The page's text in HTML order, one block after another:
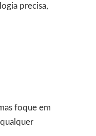
precisa,
foque em